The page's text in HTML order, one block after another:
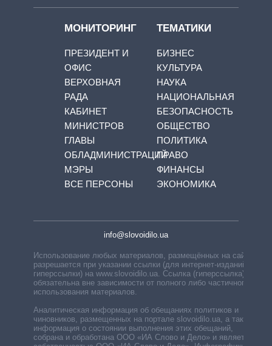
МОНИТОРИНГ
ПРЕЗИДЕНТ И
ОФИС
ВЕРХОВНАЯ
РАДА
КАБИНЕТ
МИНИСТРОВ
ГЛАВЫ
ОБЛАДМИНИСТРАЦИЙ
МЭРЫ
ВСЕ ПЕРСОНЫ
ТЕМАТИКИ
БИЗНЕС
КУЛЬТУРА
НАУКА
НАЦИОНАЛЬНАЯ
БЕЗОПАСНОСТЬ
ОБЩЕСТВО
ПОЛИТИКА
ПРАВО
ФИНАНСЫ
ЭКОНОМИКА
info@slovoidilo.ua
Использование любых материалов, размещённых на сайте,
разрешается при указании ссылки (для интернет-изданий —
гиперссылки) на www.slovoidilo.ua. Ссылка (гиперссылка)
обязательна вне зависимости от полного либо частичного
использования материалов.
Аналитическая информация об обещаниях политиков и
чиновников, размещенных на портале slovoidilo.ua, а также
информация о состоянии выполнения этих обещаний,
собрана и обработана ООО «ИА Слово и Дело» и является